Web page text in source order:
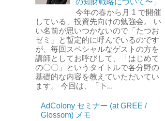
今年の春から月 1 で開催
している、投資先向けの勉強会。 い
い名前が思いつかないので「たつお
ゼミ」と暫定的に呼んでいるのです
が、毎回スペシャルなゲストの方を
講師としてお呼びして、「はじめて
の〇〇」というタイトルで各分野の
基礎的な内容を教えていただいてい
ます。 今回は、「下...
AdColony セミナー (at GREE /
Glossom) メモ